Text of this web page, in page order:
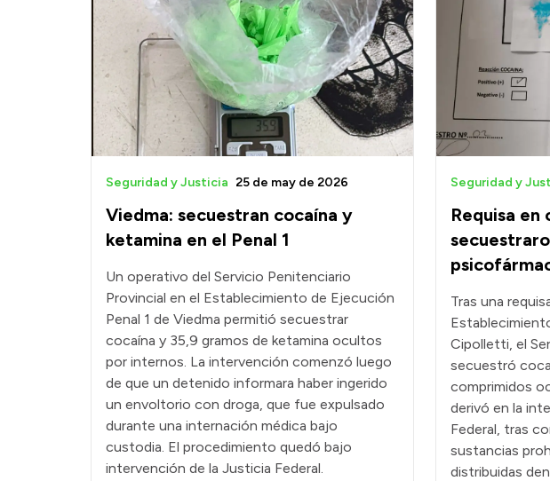
Viedma: secuestran cocaína y
ketamina en el Penal 1
Seguridad y Justicia 25 de may de 2026
Un operativo del Servicio Penitenciario
Provincial en el Establecimiento de Ejecución
Penal 1 de Viedma permitió secuestrar
cocaína y 35,9 gramos de ketamina ocultos
por internos. La intervención comenzó luego
de que un detenido informara haber ingerido
un envoltorio con droga, que fue expulsado
durante una internación médica bajo
custodia. El procedimiento quedó bajo
intervención de la Justicia Federal.
Requisa
Seguridad y
Tras una
Cipolletti, el
secuestró
comprimidos
derivó en la
Federal, tras
sustancias
distribuidas